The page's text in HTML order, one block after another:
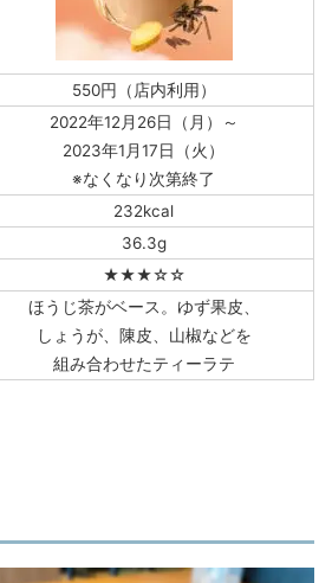
550円（店内利用）
2022年12月26日（月）～
2023年1月17日（火）
※なくなり次第終了
232kcal
36.3g
★★★☆☆
ほうじ茶がベース。ゆず果皮、
しょうが、陳皮、山椒などを
組み合わせたティーラテ